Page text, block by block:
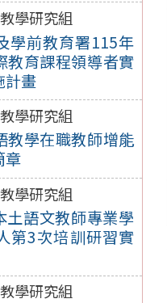
教學研究組
學前教育署115年
教育課程領導者實
計畫
教學研究組
教學在職教師增能
章
教學研究組
土語文教師專業學
第3次培訓研習實
教學研究組